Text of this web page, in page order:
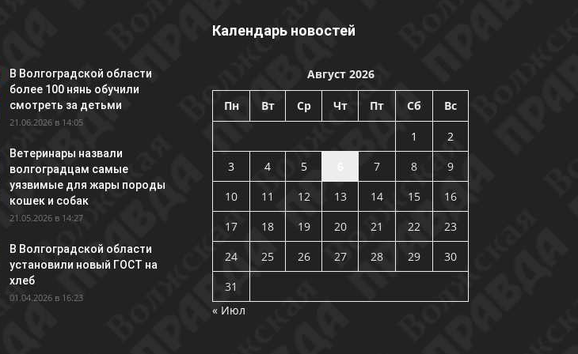
В Волгоградской области
более 100 нянь обучили
смотреть за детьми
21.06.2026 в 14:05
Ветеринары назвали
волгоградцам самые
уязвимые для жары породы
кошек и собак
21.05.2026 в 14:27
В Волгоградской области
установили новый ГОСТ на
хлеб
01.04.2026 в 16:23
Календарь новостей
Август 2026
Пн Вт Ср Чт Пт Сб Вс
1
2
3
4 5 7 8
9
10
11 12 13 14 15
16
17
18 19 20 21 22
23
24
25 26 27 28 29
30
31
« Июл